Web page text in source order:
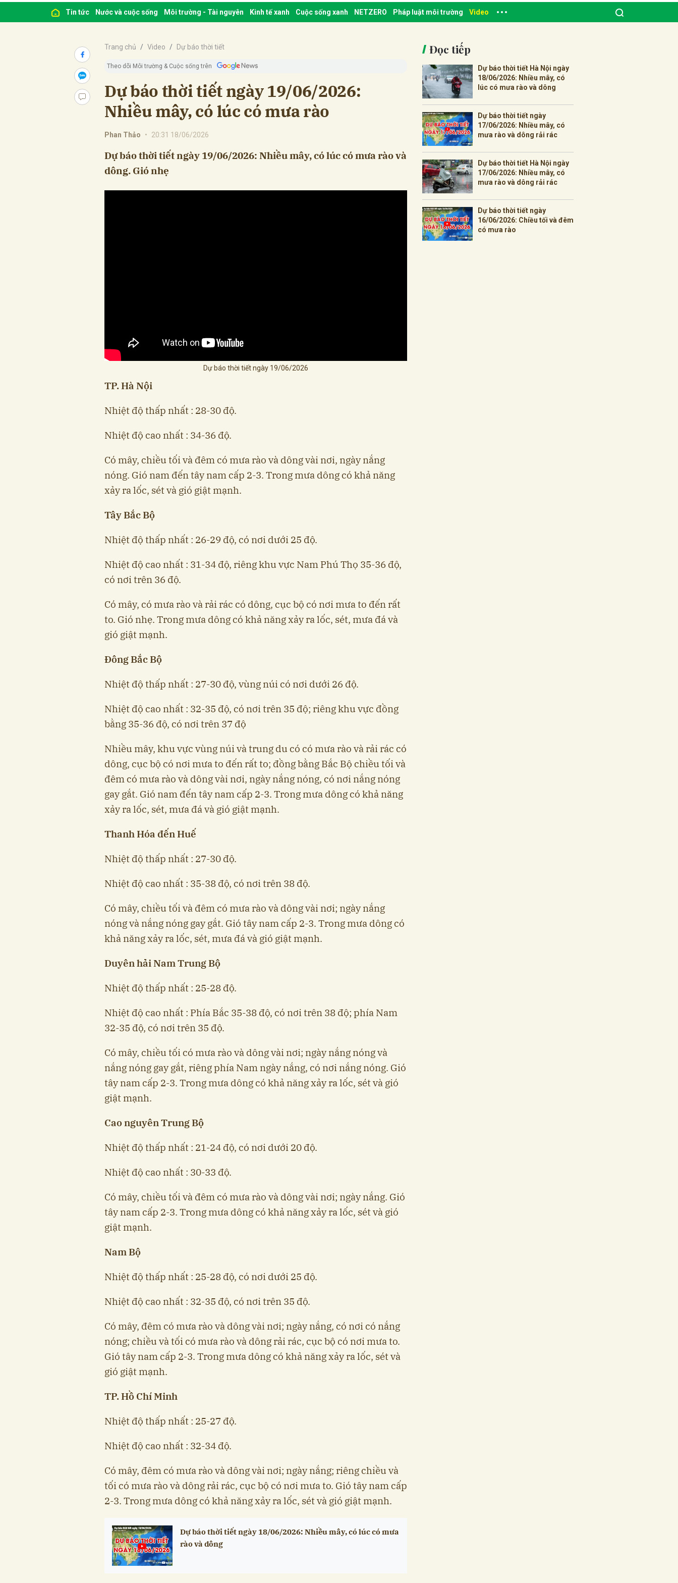
Tin tức Nước và cuộc sống Môi trường - Tài nguyên Kinh tế xanh Cuộc sống xanh NETZERO Pháp luật môi trường Video
Trang chủ Video Dự báo thời tiết
Theo dõi Môi trường & Cuộc sống trên
Dự báo thời tiết ngày 19/06/2026:
Nhiều mây, có lúc có mưa rào
Phan Thảo • 20:31 18/06/2026
Dự báo thời tiết ngày 19/06/2026: Nhiều mây, có lúc có mưa rào và
dông. Gió nhẹ
Dự báo thời tiết ngày 19/06/2026
TP. Hà Nội
Nhiệt độ thấp nhất : 28-30 độ.
Nhiệt độ cao nhất : 34-36 độ.
Có mây, chiều tối và đêm có mưa rào và dông vài nơi, ngày nắng
nóng. Gió nam đến tây nam cấp 2-3. Trong mưa dông có khả năng
xảy ra lốc, sét và gió giật mạnh.
Tây Bắc Bộ
Nhiệt độ thấp nhất : 26-29 độ, có nơi dưới 25 độ.
Nhiệt độ cao nhất : 31-34 độ, riêng khu vực Nam Phú Thọ 35-36 độ,
có nơi trên 36 độ.
Có mây, có mưa rào và rải rác có dông, cục bộ có nơi mưa to đến rất
to. Gió nhẹ. Trong mưa dông có khả năng xảy ra lốc, sét, mưa đá và
gió giật mạnh.
Đông Bắc Bộ
Nhiệt độ thấp nhất : 27-30 độ, vùng núi có nơi dưới 26 độ.
Nhiệt độ cao nhất : 32-35 độ, có nơi trên 35 độ; riêng khu vực đồng
bằng 35-36 độ, có nơi trên 37 độ
Nhiều mây, khu vực vùng núi và trung du có có mưa rào và rải rác có
dông, cục bộ có nơi mưa to đến rất to; đồng bằng Bắc Bộ chiều tối và
đêm có mưa rào và dông vài nơi, ngày nắng nóng, có nơi nắng nóng
gay gắt. Gió nam đến tây nam cấp 2-3. Trong mưa dông có khả năng
xảy ra lốc, sét, mưa đá và gió giật mạnh.
Thanh Hóa đến Huế
Nhiệt độ thấp nhất : 27-30 độ.
Nhiệt độ cao nhất : 35-38 độ, có nơi trên 38 độ.
Có mây, chiều tối và đêm có mưa rào và dông vài nơi; ngày nắng
nóng và nắng nóng gay gắt. Gió tây nam cấp 2-3. Trong mưa dông có
khả năng xảy ra lốc, sét, mưa đá và gió giật mạnh.
Duyên hải Nam Trung Bộ
Nhiệt độ thấp nhất : 25-28 độ.
Nhiệt độ cao nhất : Phía Bắc 35-38 độ, có nơi trên 38 độ; phía Nam
32-35 độ, có nơi trên 35 độ.
Có mây, chiều tối có mưa rào và dông vài nơi; ngày nắng nóng và
nắng nóng gay gắt, riêng phía Nam ngày nắng, có nơi nắng nóng. Gió
tây nam cấp 2-3. Trong mưa dông có khả năng xảy ra lốc, sét và gió
giật mạnh.
Cao nguyên Trung Bộ
Nhiệt độ thấp nhất : 21-24 độ, có nơi dưới 20 độ.
Nhiệt độ cao nhất : 30-33 độ.
Có mây, chiều tối và đêm có mưa rào và dông vài nơi; ngày nắng. Gió
tây nam cấp 2-3. Trong mưa dông có khả năng xảy ra lốc, sét và gió
giật mạnh.
Nam Bộ
Nhiệt độ thấp nhất : 25-28 độ, có nơi dưới 25 độ.
Nhiệt độ cao nhất : 32-35 độ, có nơi trên 35 độ.
Có mây, đêm có mưa rào và dông vài nơi; ngày nắng, có nơi có nắng
nóng; chiều và tối có mưa rào và dông rải rác, cục bộ có nơi mưa to.
Gió tây nam cấp 2-3. Trong mưa dông có khả năng xảy ra lốc, sét và
gió giật mạnh.
TP. Hồ Chí Minh
Nhiệt độ thấp nhất : 25-27 độ.
Nhiệt độ cao nhất : 32-34 độ.
Có mây, đêm có mưa rào và dông vài nơi; ngày nắng; riêng chiều và
tối có mưa rào và dông rải rác, cục bộ có nơi mưa to. Gió tây nam cấp
2-3. Trong mưa dông có khả năng xảy ra lốc, sét và gió giật mạnh.
Dự báo thời tiết ngày 18/06/2026: Nhiều mây, có lúc có mưa
rào và dông
Đọc tiếp
Dự báo thời tiết Hà Nội ngày
18/06/2026: Nhiều mây, có
lúc có mưa rào và dông
Dự báo thời tiết ngày
17/06/2026: Nhiều mây, có
mưa rào và dông rải rác
Dự báo thời tiết Hà Nội ngày
17/06/2026: Nhiều mây, có
mưa rào và dông rải rác
Dự báo thời tiết ngày
16/06/2026: Chiều tối và đêm
có mưa rào